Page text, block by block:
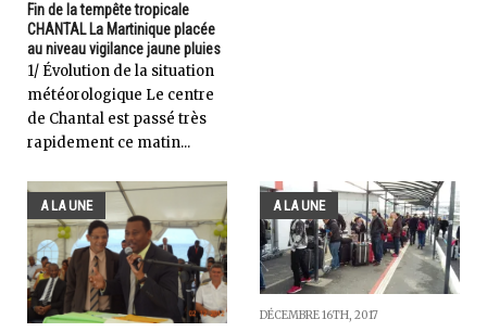
Fin de la tempête tropicale
CHANTAL La Martinique placée
au niveau vigilance jaune pluies
1/ Évolution de la situation
météorologique Le centre
de Chantal est passé très
rapidement ce matin...
A LA UNE A LA UNE
DÉCEMBRE 16TH, 2017